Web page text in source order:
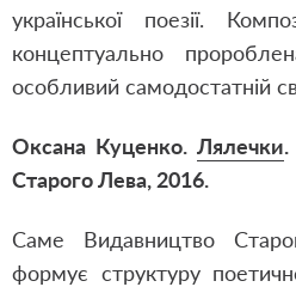
української поезії.
концептуально
особливий самодостатній
Оксана Куценко. Лялечки.
Старого Лева, 2016.
Саме Видавництво
формує структуру